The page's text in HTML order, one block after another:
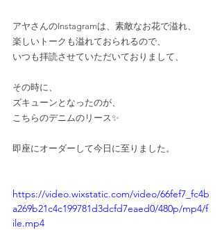
アヤさんのInstagramは、素敵なお花で溢れ、
楽しいトークも溢れておられるので、
いつも拝読させていただいておりまして、
その時に、
ズキューンとなったのが、
こちらのデニムのリース✨
即座にオーダーして今日に至りました。
https://video.wixstatic.com/video/66fef7_fc4b
a269b21c4c199781d3dcfd7eaed0/480p/mp4/f
ile.mp4